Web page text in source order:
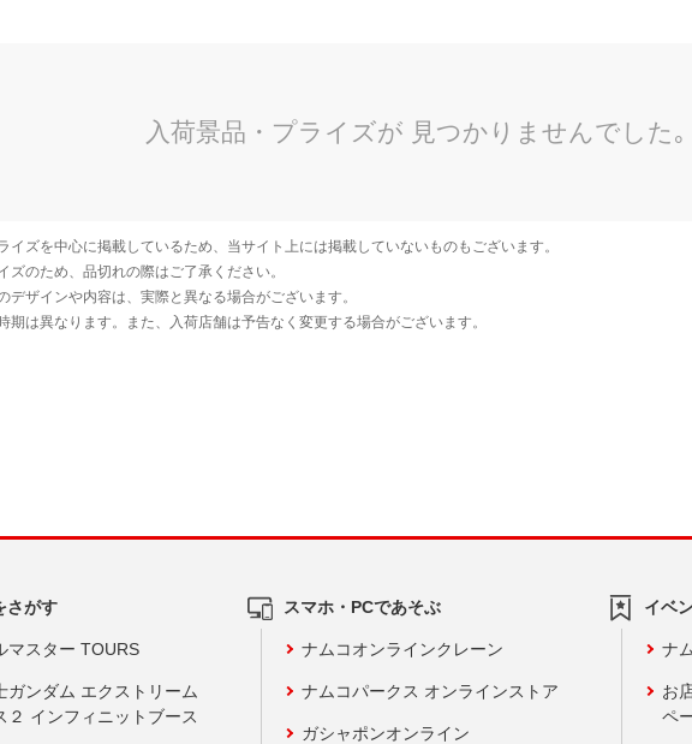
さがす
マスター TOURS
ガンダム エクストリーム
２ インフィニットブース
スマホ・PCであそぶ
ナムコオンラインクレーン
ナムコパークス オンラインストア
ガシャポンオンライン
イベ
ナ
お
ペ